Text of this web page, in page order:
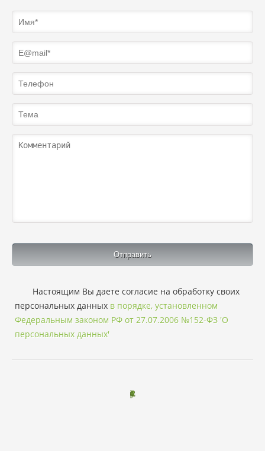
Настоящим Вы даете согласие на обработку своих
персональных данных в порядке, установленном
Федеральным законом РФ от 27.07.2006 №152-ФЗ 'О
персональных данных'
P
o
r
t
n
o
v
L
a
b
o
r
a
t
o
r
y
.
r
u
2
0
1
3
-
2
0
2
6